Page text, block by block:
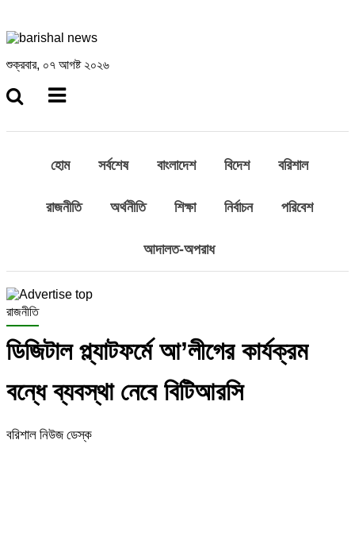
শুক্রবার, ০৭ আগষ্ট ২০২৬
হোম সর্বশেষ বাংলাদেশ বিদেশ বরিশাল
রাজনীতি অর্থনীতি শিক্ষা নির্বাচন পরিবেশ
আদালত-অপরাধ
রাজনীতি
ডিজিটাল প্ল্যাটফর্মে আ’লীগের কার্যক্রম
বন্ধে ব্যবস্থা নেবে বিটিআরসি
বরিশাল নিউজ ডেস্ক